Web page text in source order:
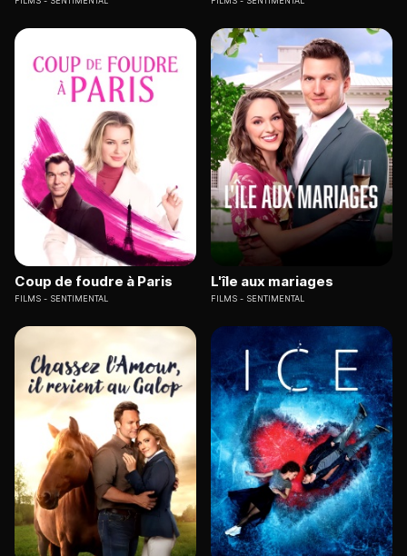
Coup de foudre à Paris
FILMS SENTIMENTAL
L'île aux mariages
FILMS SENTIMENTAL